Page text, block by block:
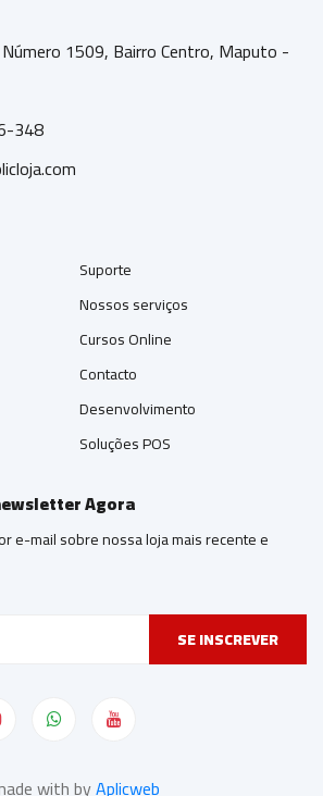
1509, Bairro Centro, Maputo -
348
Suporte
Nossos serviços
Cursos Online
Contacto
Desenvolvimento
Soluções POS
Agora
e-mail sobre nossa loja mais recente e
SE INSCREVER
with byAplicweb